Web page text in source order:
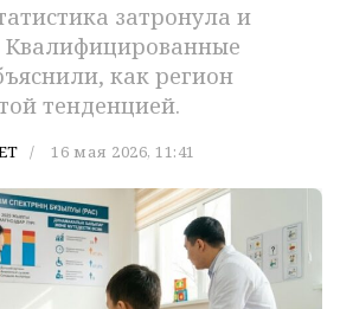
затронула и
Квалифицированные
как регион
тенденцией.
16 мая 2026, 11:41